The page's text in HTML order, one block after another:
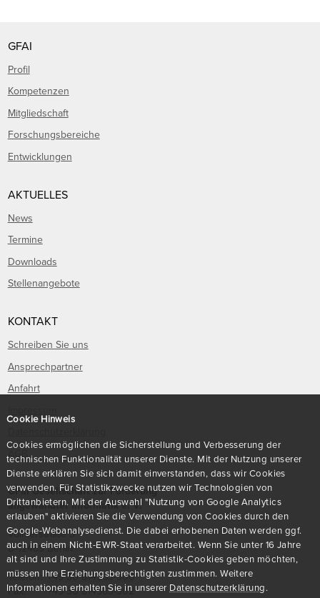
Cookie Hinweis
Cookies ermöglichen die Sicherstellung und Verbesserung der
technischen Funktionalität unserer Dienste. Mit der Nutzung unserer
Dienste erklären Sie sich damit einverstanden, dass wir Cookies
verwenden. Für Statistikzwecke nutzen wir Technologien von
Drittanbietern. Mit der Auswahl "Nutzung von Google Analytics
erlauben" aktivieren Sie die Verwendung von Cookies durch den
Google-Webanalysedienst. Die dabei erhobenen Daten werden ggf.
auch in einem Nicht-EWR-Staat verarbeitet. Wenn Sie unter 16 Jahre
alt sind und Ihre Zustimmung zu Statistik-Cookies geben möchten,
müssen Ihre Erziehungsberechtigten zustimmen. Weitere
Informationen erhalten Sie in unserer Datenschutzerklärung.
GFAI
Profil
Kompetenzen
Mitgliedschaft
Forschungsbereiche
Entwicklungen
AKTUELLES
News
Termine
Downloads
Stellenangebote
KONTAKT
Schreiben Sie uns
Ansprechpartner
Anfahrt
AGB
GFaI Gesellschaft zur Förderung
angewandter Informatik e. V.
Volmerstraße 3
D-12489 Berlin
Telefon: +49 30 814563-300
Fax:
+49 30 814563-302